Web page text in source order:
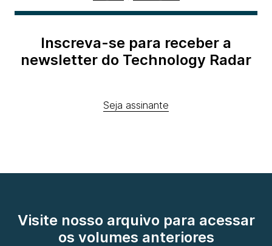
Inscreva-se para receber a
newsletter do Technology Radar
Seja assinante
Visite nosso arquivo para acessar
os volumes anteriores